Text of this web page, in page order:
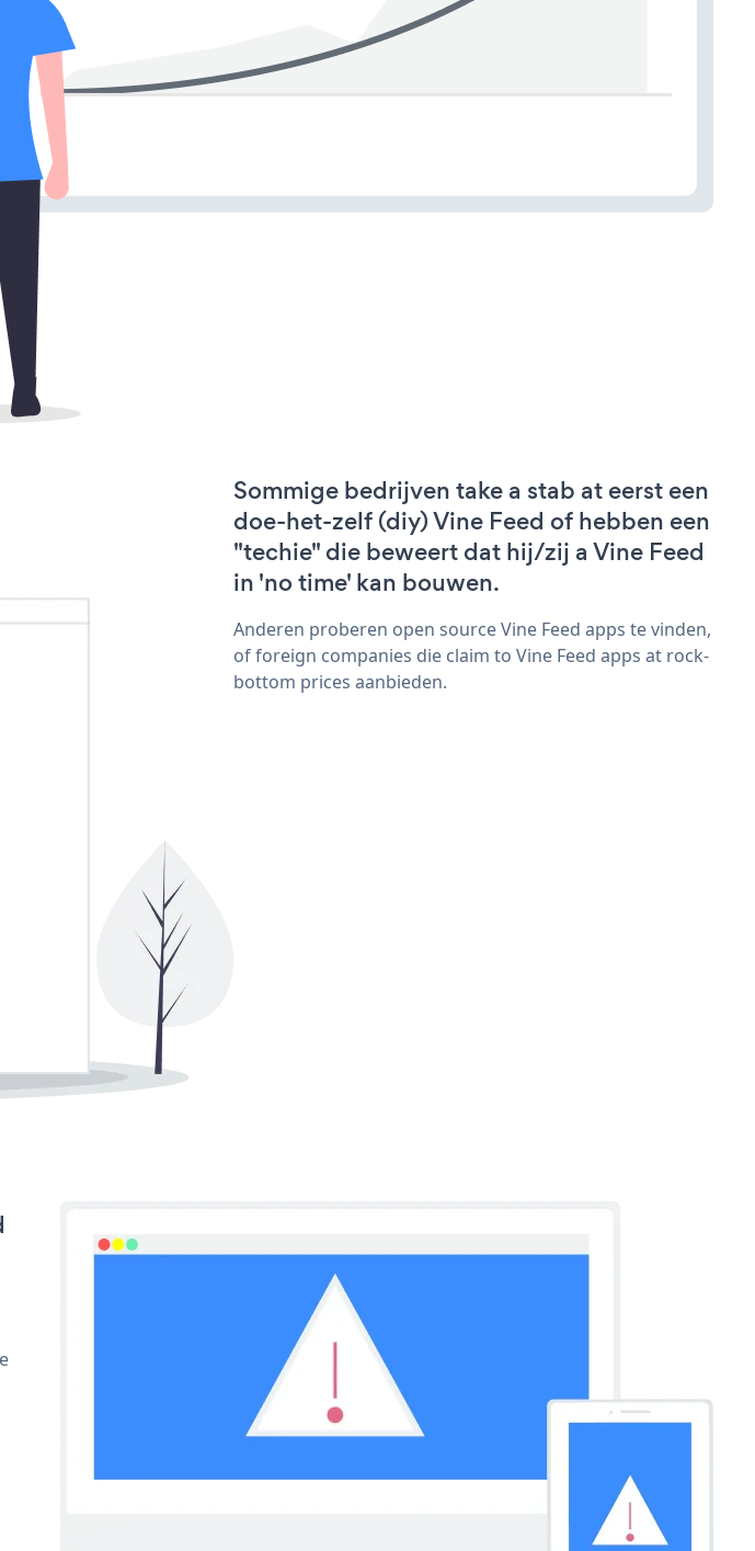
Sommige bedrijven take a stab at eerst een
doe-het-zelf (diy) Vine Feed of hebben een
"techie" die beweert dat hij/zij a Vine Feed
in 'no time' kan bouwen.
Anderen proberen open source Vine Feed apps te vinden,
of foreign companies die claim to Vine Feed apps at rock-
bottom prices aanbieden.